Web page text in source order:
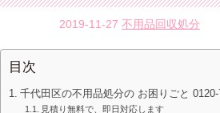
2019-11-27 不用品回収処分
目次
千代田区の不用品処分の お困りごと 0120-
見積り無料で、即日対応します